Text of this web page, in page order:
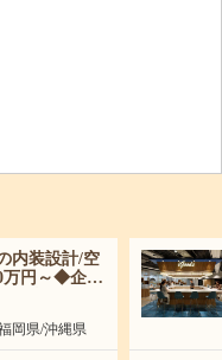
さい。私たちは、あなた
内装設計/空
万円～◆企
担当
岡県/沖縄県